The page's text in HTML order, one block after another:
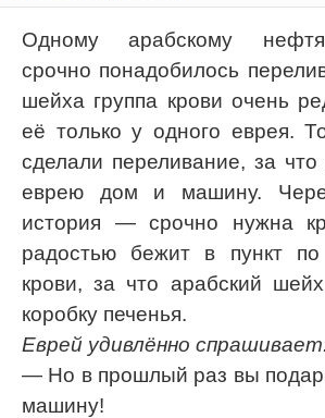
Одному арабскому
срочно понадобилось
шейха группа крови очень
её только у одного еврея.
сделали переливание, за
еврею дом и машину.
история — срочно нужна
радостью бежит в пункт по
крови, за что арабский
коробку печенья.
Еврей удивлённо
— Но в прошлый раз вы
машину!